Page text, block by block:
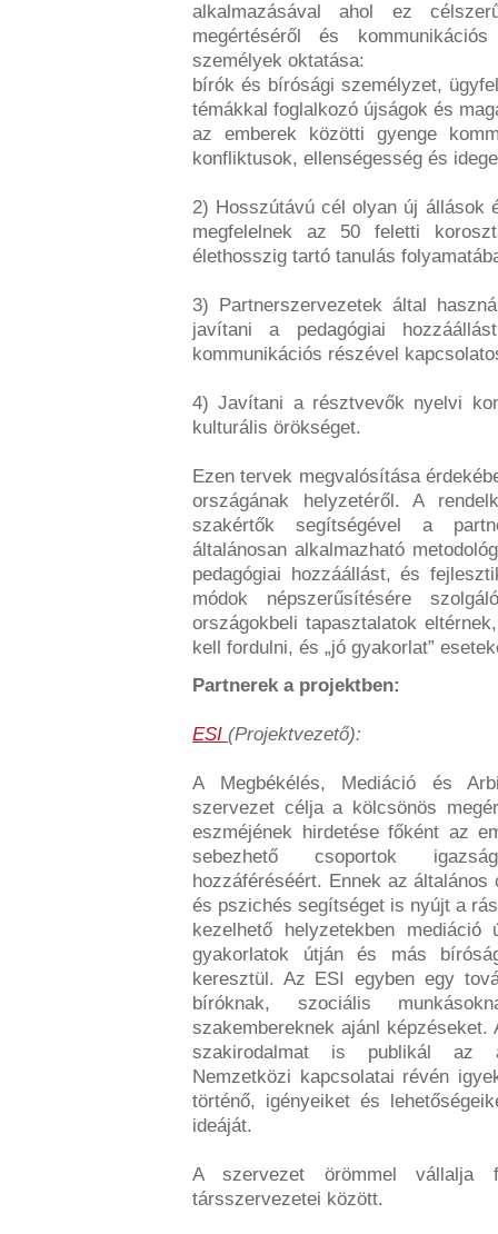
alkalmazásával ahol ez
megértéséről és
személyek oktatása:
bírók és bírósági személyzet,
témákkal foglalkozó újságok és
az emberek közötti gyenge
konfliktusok, ellenségesség és
2) Hosszútávú cél olyan új állások
megfelelnek az 50 feletti
élethosszig tartó tanulás
3) Partnerszervezetek által
javítani a pedagógiai
kommunikációs részével
4) Javítani a résztvevők nyelvi
kulturális örökséget.
Ezen tervek megvalósítása
országának helyzetéről. A
szakértők segítségével a
általánosan alkalmazható
pedagógiai hozzáállást, és
módok népszerűsítésére
országokbeli tapasztalatok
kell fordulni, és „jó gyakorlat”
Partnerek a projektben:
ESI (Projektvezető):
A Megbékélés, Mediáció és
szervezet célja a kölcsönös
eszméjének hirdetése főként az
sebezhető csoportok
hozzáféréséért. Ennek az
és pszichés segítséget is nyújt a
kezelhető helyzetekben
gyakorlatok útján és más
keresztül. Az ESI egyben egy
bíróknak, szociális
szakembereknek ajánl
szakirodalmat is publikál az
Nemzetközi kapcsolatai révén
történő, igényeiket és
ideáját.
A szervezet örömmel vállalja
társszervezetei között.